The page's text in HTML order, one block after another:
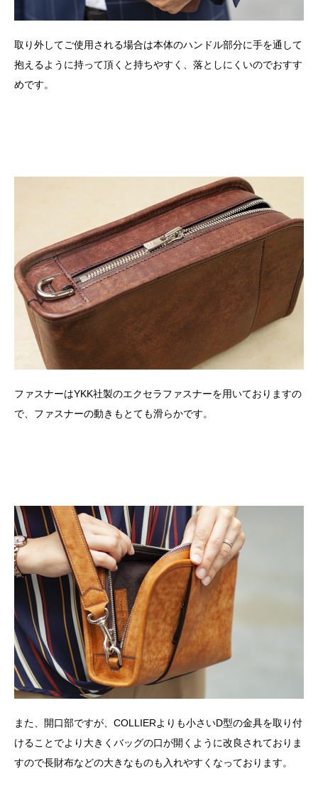
取り外してご使用される場合は本体のハンドル部分に手を通して
抱えるように持って頂くと持ちやすく、落としにくいのでおすす
めです。
ファスナーはYKK社製のエクセラファスナーを用いておりますの
で、ファスナーの動きもとても滑らかです。
また、開口部ですが、COLLIERよりも小さいD型の金具を取り付
けることでより大きくバッグの口が開くように改良されておりま
すので長財布などの大きなものも入れやすくなっております。